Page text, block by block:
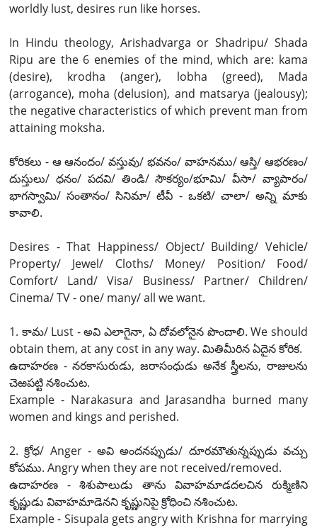
worldly lust, desires run like horses.
In Hindu theology, Arishadvarga or Shadripu/ Shada
Ripu are the 6 enemies of the mind, which are: kama
(desire), krodha (anger), lobha (greed), Mada
(arrogance), moha (delusion), and matsarya (jealousy);
the negative characteristics of which prevent man from
attaining moksha.
కోరికలు - ఆ ఆనందం/ వస్తువు/ భవనం/ వాహనము/ ఆస్తి/ ఆభరణం/
దుస్తులు/ ధనం/ పదవి/ తిండి/ సౌకర్యం/భూమి/ వీసా/ వ్యాపారం/
భాగస్వామి/ సంతానం/ సినిమా/ టీవీ - ఒకటి/ చాలా/ అన్ని మాకు
కావాలి.
Desires - That Happiness/ Object/ Building/ Vehicle/
Property/ Jewel/ Cloths/ Money/ Position/ Food/
Comfort/ Land/ Visa/ Business/ Partner/ Children/
Cinema/ TV - one/ many/ all we want.
1. కామ/ Lust - అవి ఎలాగైనా, ఏ దోవలోనైన పొందాలి. We should
obtain them, at any cost in any way. మితిమీరిన ఏదైన కోరిక.
ఉదాహరణ - నరకాసురుడు, జరాసంధుడు అనేక స్త్రీలను, రాజులను
చెఱపట్టి నశించుట.
Example - Narakasura and Jarasandha burned many
women and kings and perished.
2. క్రోధ/ Anger - అవి అందనప్పుడు/ దూరమౌతున్నప్పుడు వచ్చు
కోపము. Angry when they are not received/removed.
ఉదాహరణ - శిశుపాలుడు తాను వివాహమాడదలచిన రుక్మిణిని
కృష్ణుడు వివాహమాడెనని కృష్ణునిపై క్రోధించి నశించుట.
Example - Sisupala gets angry with Krishna for marrying